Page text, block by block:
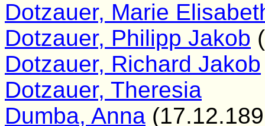
Dotzauer, Marie
Dotzauer, Philipp Jakob
Dotzauer, Richard Jakob
Dotzauer, Theresia
Dumba, Anna